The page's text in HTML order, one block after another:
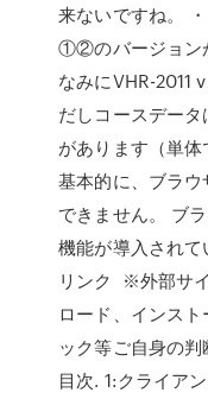
来ないですね。
①②のバージョン
なみにVHR-2011
だしコースデー
があります（単
基本的に、ブラ
できません。 ブ
機能が導入され
リンク ※外部サ
ロード、インス
ック等ご自身の判
目次. 1:クライア